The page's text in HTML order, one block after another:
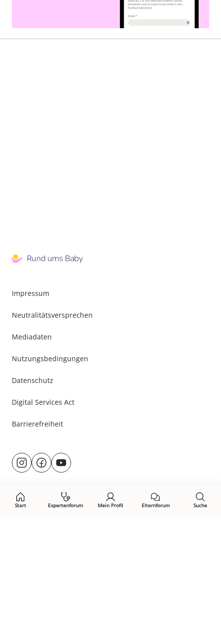
Start Expertenforum Mein Profil Elternforum Suche
Impressum
Neutralitätsversprechen
Mediadaten
Nutzungsbedingungen
Datenschutz
Digital Services Act
Barrierefreiheit
Besuche
uns@rund.ums.baby
facebook.com/rundumsbaby.de
youtube.com/@rundumsbaby_